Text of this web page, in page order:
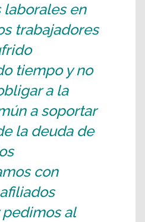
laborales en
trabajadores
tiempo y no
a la
a soportar
la deuda de
con
al